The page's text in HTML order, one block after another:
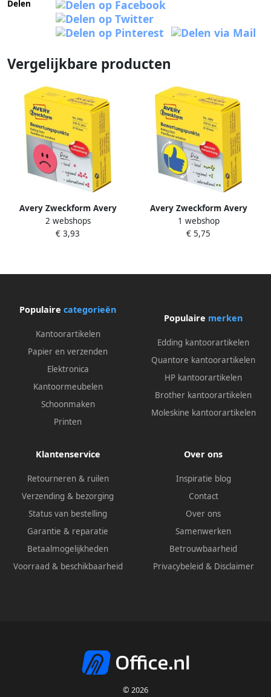
Delen
Vergelijkbare producten
Avery Zweckform Avery
rating dots diameter 19 mm
rol met 250 stuks smiley
2 webshops
€ 3,93
Avery Zweckform Avery
rating dots diameter 19 mm
rol met 250 stuks blauw geel
1 webshop
€ 5,75
Populaire categorieën
Kantoorartikelen
Papier en verzenden
Elektronica
Kantoormeubelen
Schoonmaken
Printen
Populaire merken
Edding kantoorartikelen
Quantore kantoorartikelen
HP kantoorartikelen
Brother kantoorartikelen
Moleskine kantoorartikelen
Klantenservice
Retourneren & ruilen
Verzending & bezorging
Status van bestelling
Garantie & reparatie
Betaalmogelijkheden
Voorraad & beschikbaarheid
Over ons
Inspiratie blog
Contact
Over ons
Samenwerken
Betrouwbaarheid
Privacybeleid & Disclaimer
© 2026